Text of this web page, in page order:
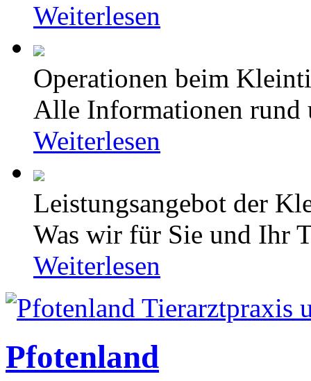
Weiterlesen
Operationen beim
Alle Informationen rund
Weiterlesen
Leistungsangebot der
Was wir für Sie und Ihr
Weiterlesen
Pfotenland